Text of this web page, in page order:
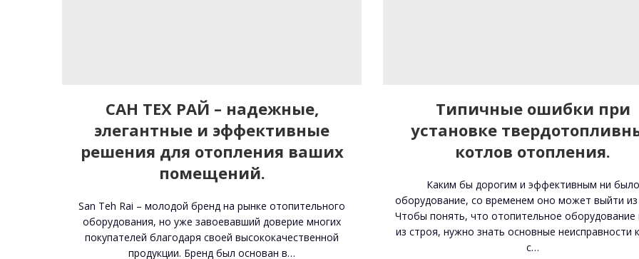
САН ТЕХ РАЙ – надежные,
элегантные и эффективные
решения для отопления ваших
помещений.
San Teh Rai – молодой бренд на рынке отопительного
оборудования, но уже завоевавший доверие многих
покупателей благодаря своей высококачественной
продукции. Бренд был основан в…
Типичные ошибки при
установке
котлов отопления.
Каким бы дорогим и эффективным ни было
оборудование, со временем оно может выйти из
Чтобы понять, что отопительное
из строя, нужно знать основные неисправности
с…